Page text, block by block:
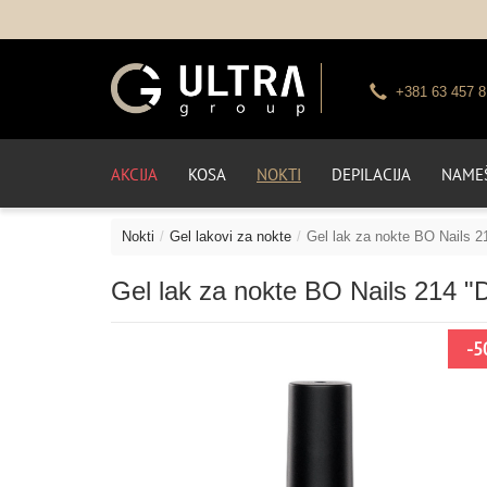
+381 63 457
AKCIJA KOSA NOKTI DEPILACIJA
Nokti Gel lakovi za nokte Gel lak za nokte BO Nails
Gel lak za nokte BO Nails 214
-